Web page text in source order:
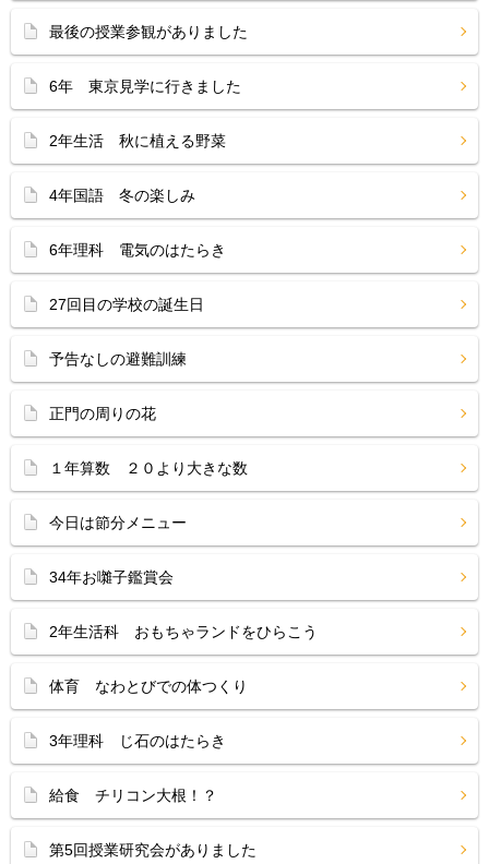
最後の授業参観がありました
6年 東京見学に行きました
2年生活 秋に植える野菜
4年国語 冬の楽しみ
6年理科 電気のはたらき
27回目の学校の誕生日
予告なしの避難訓練
正門の周りの花
１年算数 ２０より大きな数
今日は節分メニュー
34年お囃子鑑賞会
2年生活科 おもちゃランドをひらこう
体育 なわとびでの体つくり
3年理科 じ石のはたらき
給食 チリコン大根！？
第5回授業研究会がありました